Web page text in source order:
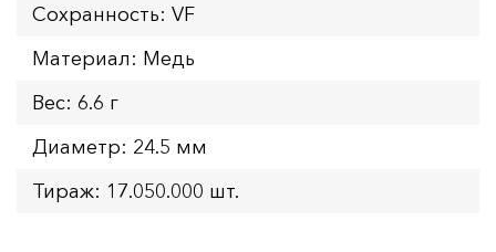
Сохранность: VF
Материал: Медь
Вес: 6.6 г
Диаметр: 24.5 мм
Тираж: 17.050.000 шт.